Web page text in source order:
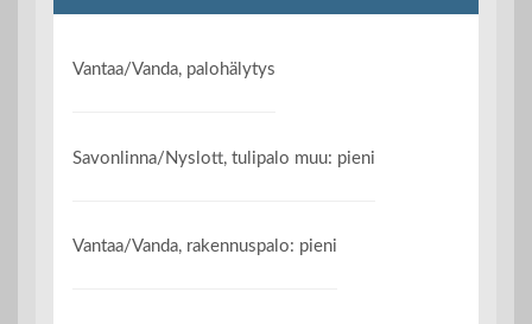
Vantaa/Vanda, palohälytys
Savonlinna/Nyslott, tulipalo muu: pieni
Vantaa/Vanda, rakennuspalo: pieni